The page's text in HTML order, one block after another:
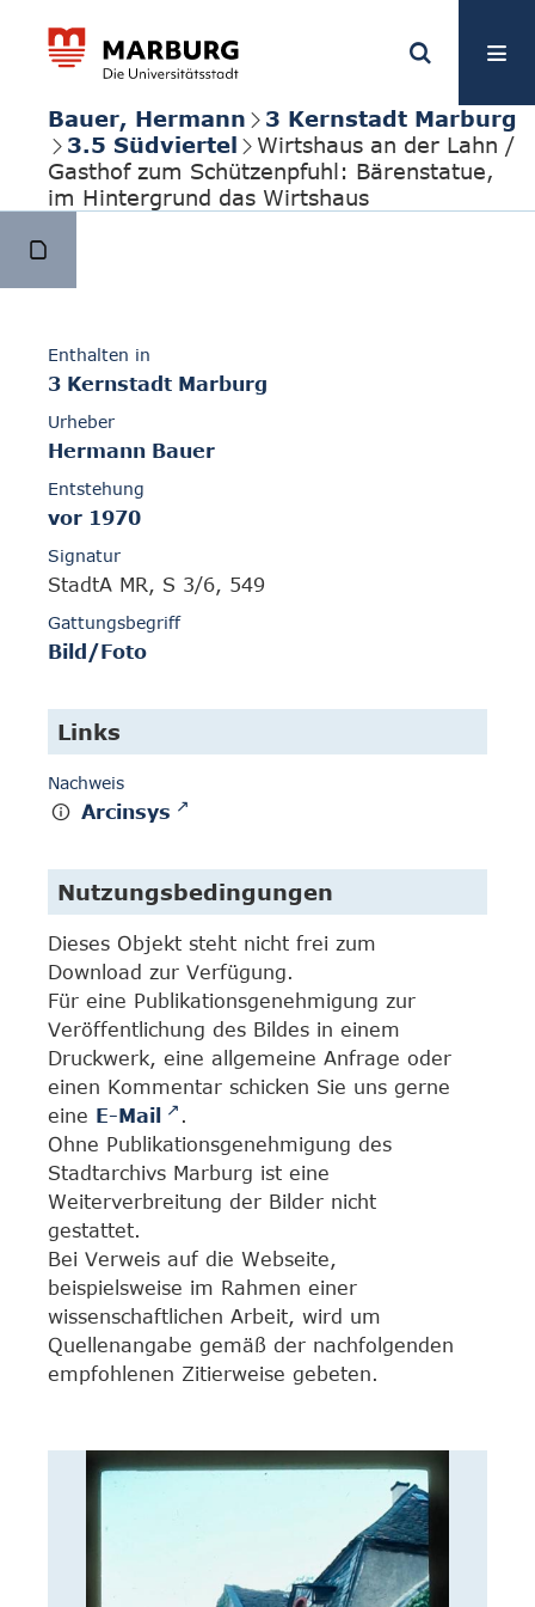
Bauer, Hermann
3 Kernstadt Marburg
3.5 Südviertel
Wirtshaus an der Lahn /
Gasthof zum Schützenpfuhl: Bärenstatue,
im Hintergrund das Wirtshaus
Enthalten in
3 Kernstadt Marburg
Urheber
Hermann Bauer
Entstehung
vor 1970
Signatur
StadtA MR, S 3/6, 549
Gattungsbegriff
Bild/Foto
Links
Nachweis
Arcinsys
Nutzungsbedingungen
Dieses Objekt steht nicht frei zum
Download zur Verfügung.
Für eine Publikationsgenehmigung zur
Veröffentlichung des Bildes in einem
Druckwerk, eine allgemeine Anfrage oder
einen Kommentar schicken Sie uns gerne
eine E-Mail
.
Ohne Publikationsgenehmigung des
Stadtarchivs Marburg ist eine
Weiterverbreitung der Bilder nicht
gestattet.
Bei Verweis auf die Webseite,
beispielsweise im Rahmen einer
wissenschaftlichen Arbeit, wird um
Quellenangabe gemäß der nachfolgenden
empfohlenen Zitierweise gebeten.